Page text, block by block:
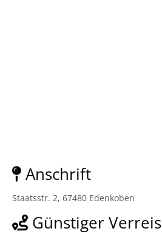
Anschrift
Staatsstr. 2, 67480 Edenkoben
Günstiger